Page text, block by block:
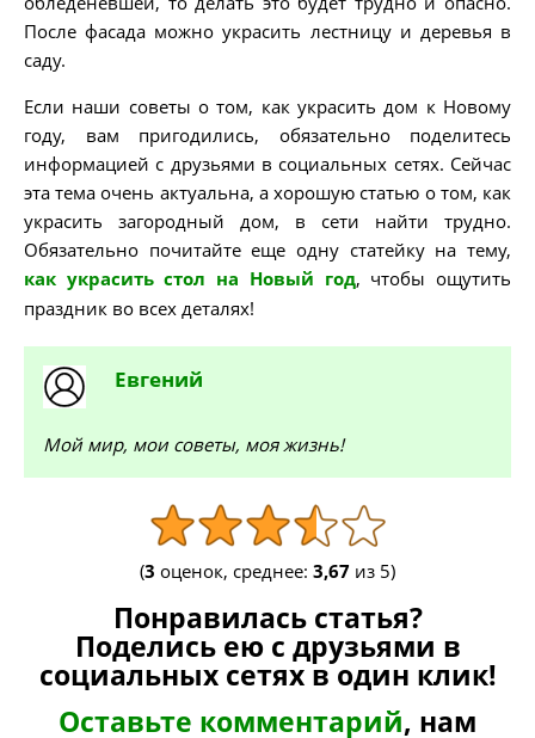
После фасада можно украсить лестницу и деревья в
саду.
Если наши советы о том, как украсить дом к Новому
году, вам пригодились, обязательно поделитесь
информацией с друзьями в социальных сетях. Сейчас
эта тема очень актуальна, а хорошую статью о том, как
украсить загородный дом, в сети найти трудно.
Обязательно почитайте еще одну статейку на тему,
как украсить стол на Новый год, чтобы ощутить
праздник во всех деталях!
Евгений
Мой мир, мои советы, моя жизнь!
(3 оценок, среднее: 3,67 из 5)
Понравилась статья?
Поделись ею с друзьями в
социальных сетях в один клик!
Оставьте комментарий, нам